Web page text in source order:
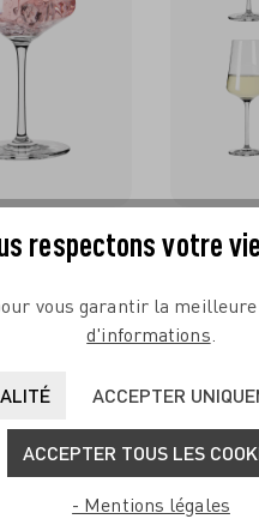
Set F23 von
19,95 €*
respectons votre
vous garantir la
d'informations
ACCEPTER
ACCEPTER TOUS LES
- Mentions légales